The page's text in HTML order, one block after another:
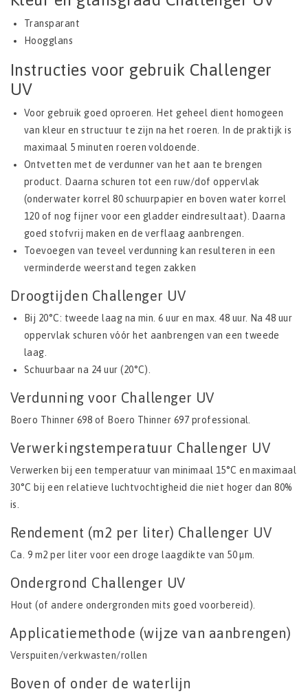
Transparant
Hoogglans
Instructies voor gebruik Challenger
UV
Voor gebruik goed oproeren. Het geheel dient homogeen
van kleur en structuur te zijn na het roeren. In de praktijk is
maximaal 5 minuten roeren voldoende.
Ontvetten met de verdunner van het aan te brengen
product. Daarna schuren tot een ruw/dof oppervlak
(onderwater korrel 80 schuurpapier en boven water korrel
120 of nog fijner voor een gladder eindresultaat). Daarna
goed stofvrij maken en de verflaag aanbrengen.
Toevoegen van teveel verdunning kan resulteren in een
verminderde weerstand tegen zakken
Droogtijden Challenger UV
Bij 20°C: tweede laag na min. 6 uur en max. 48 uur. Na 48 uur
oppervlak schuren vóór het aanbrengen van een tweede
laag.
Schuurbaar na 24 uur (20°C).
Verdunning voor Challenger UV
Boero Thinner 698 of Boero Thinner 697 professional.
Verwerkingstemperatuur Challenger UV
Verwerken bij een temperatuur van minimaal 15°C en maximaal
30°C bij een relatieve luchtvochtigheid die niet hoger dan 80%
is.
Rendement (m2 per liter) Challenger UV
Ca. 9 m2 per liter voor een droge laagdikte van 50 µm.
Ondergrond Challenger UV
Hout (of andere ondergronden mits goed voorbereid).
Applicatiemethode (wijze van aanbrengen)
Verspuiten/verkwasten/rollen
Boven of onder de waterlijn